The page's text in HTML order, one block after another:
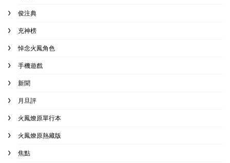
俊注典
充神榜
悼念火鳳角色
手機遊戲
新聞
月旦評
火鳳燎原單行本
火鳳燎原熱藏版
焦點